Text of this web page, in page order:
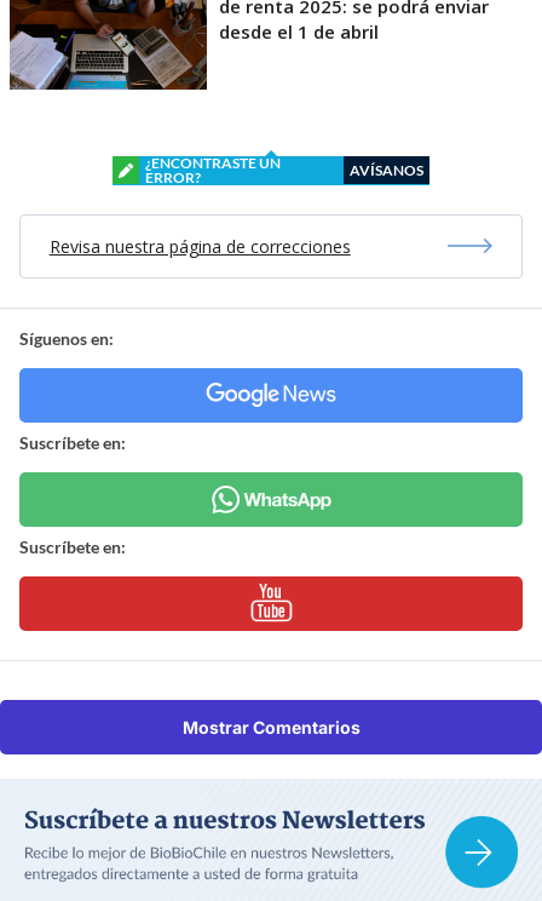
de renta 2025: se podrá enviar
desde el 1 de abril
¿ENCONTRASTE UN
ERROR?
AVÍSANOS
Revisa nuestra página de correcciones
Síguenos en:
Suscríbete en:
Suscríbete en:
Mostrar Comentarios